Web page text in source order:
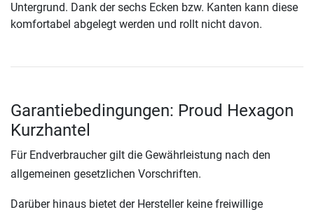
Untergrund. Dank der sechs Ecken bzw. Kanten kann diese
komfortabel abgelegt werden und rollt nicht davon.
Garantiebedingungen: Proud Hexagon
Kurzhantel
Für Endverbraucher gilt die Gewährleistung nach den
allgemeinen gesetzlichen Vorschriften.
Darüber hinaus bietet der Hersteller keine freiwillige